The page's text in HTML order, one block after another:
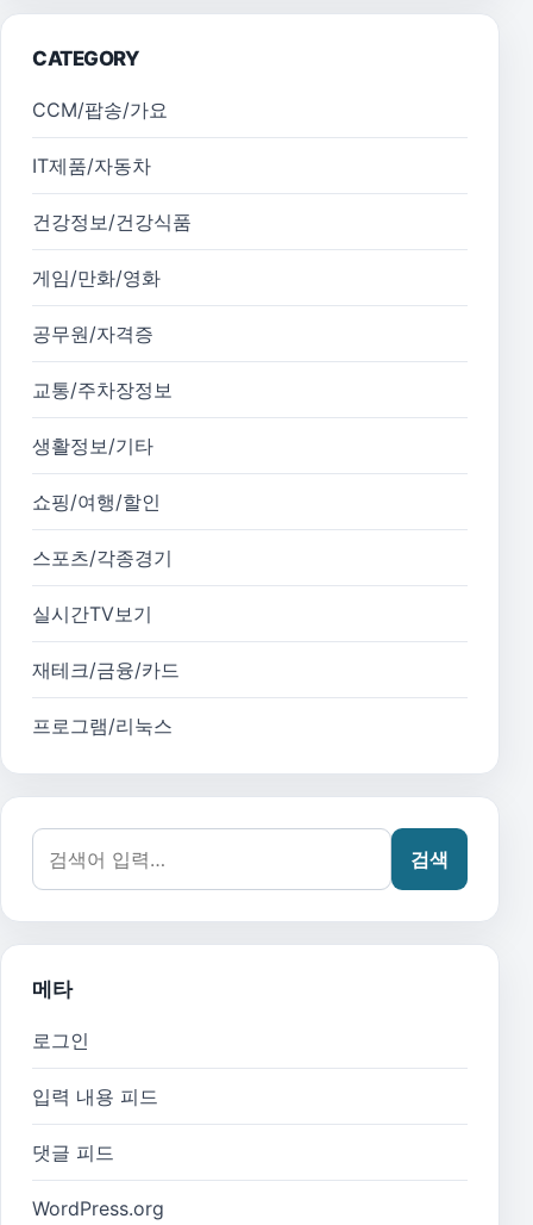
CATEGORY
CCM/팝송/가요
IT제품/자동차
건강정보/건강식품
게임/만화/영화
공무원/자격증
교통/주차장정보
생활정보/기타
쇼핑/여행/할인
스포츠/각종경기
실시간TV보기
재테크/금융/카드
프로그램/리눅스
검색어:
검색
메타
로그인
입력 내용 피드
댓글 피드
WordPress.org